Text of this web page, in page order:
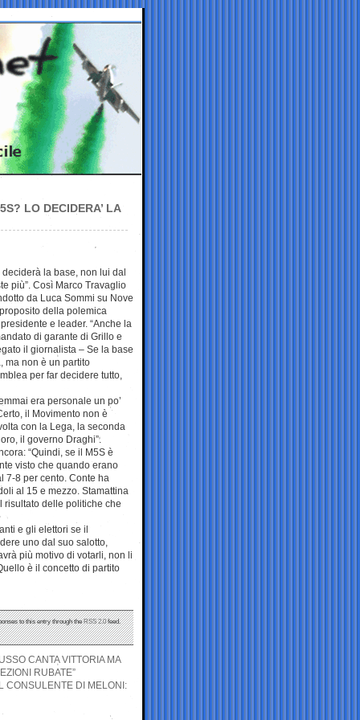
LO DECIDERA’ LA
la base, non lui dal
più”. Così Marco Travaglio
da Luca Sommi su Nove
della polemica
e leader. “Anche la
di garante di Grillo e
il giornalista – Se la base
ma non è un partito
per far decidere tutto,
era personale un po’
il Movimento non è
con la Lega, la seconda
il governo Draghi”.
“Quindi, se il M5S è
visto che quando erano
7-8 per cento. Conte ha
al 15 e mezzo. Stamattina
risultato delle politiche che
e gli elettori se il
uno dal suo salotto,
più motivo di votarli, non li
è il concetto di partito
to this entry through theRSS 2.0feed.
CANTA VITTORIA MA
RUBATE”
CONSULENTE DI MELONI: